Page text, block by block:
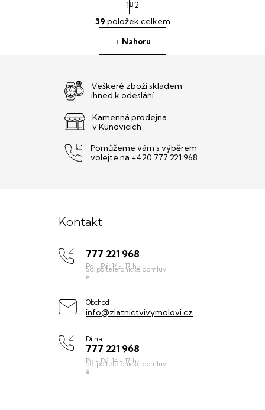
O
v
l
á
c
í
r
v
y
v
t
r
á
n
o
n
í
1
2
39 položek celkem
Nahoru
Veškeré zboží skladem
ihned k odeslání
Kamenná prodejna
v Kunovicích
Pomůžeme vám s výběrem
volejte na +420 777 221 968
Kontakt
777 221 968
Obchod
info@zlatnictvivymolovi.cz
Dílna
777 221 968